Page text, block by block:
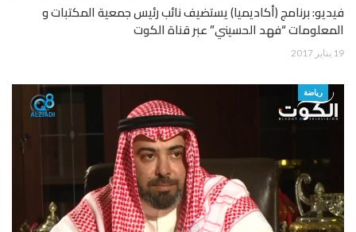
فيديو: برنامج (أكاديميا) يستضيف نائب رئيس جمعية المكتبات و
المعلومات “فهد الحسيني” عبر قناة الكوت
19 يناير 2017
رياضة